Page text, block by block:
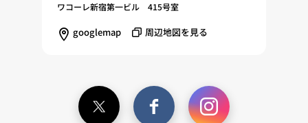
ワコーレ新宿第一ビル 415号室
googlemap 周辺地図を見る